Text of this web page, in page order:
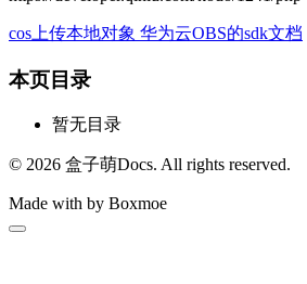
cos上传本地对象 华为云OBS的sdk文档
本页目录
暂无目录
© 2026 盒子萌Docs. All rights reserved.
Made with by Boxmoe